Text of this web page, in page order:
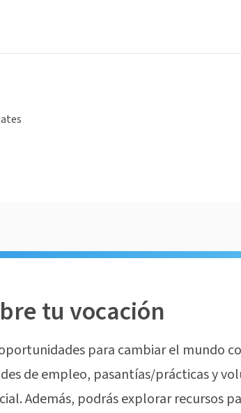
tu vocación
para cambiar el mundo
de empleo, pasantías/prácticas y
Además, podrás explorar recursos